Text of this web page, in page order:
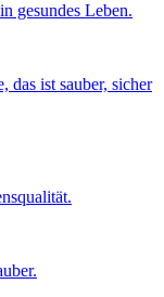
gesundes Leben.
das ist sauber, sicher